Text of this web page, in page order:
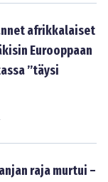
afrikkalaiset
Eurooppaan
”täysi
raja murtui –